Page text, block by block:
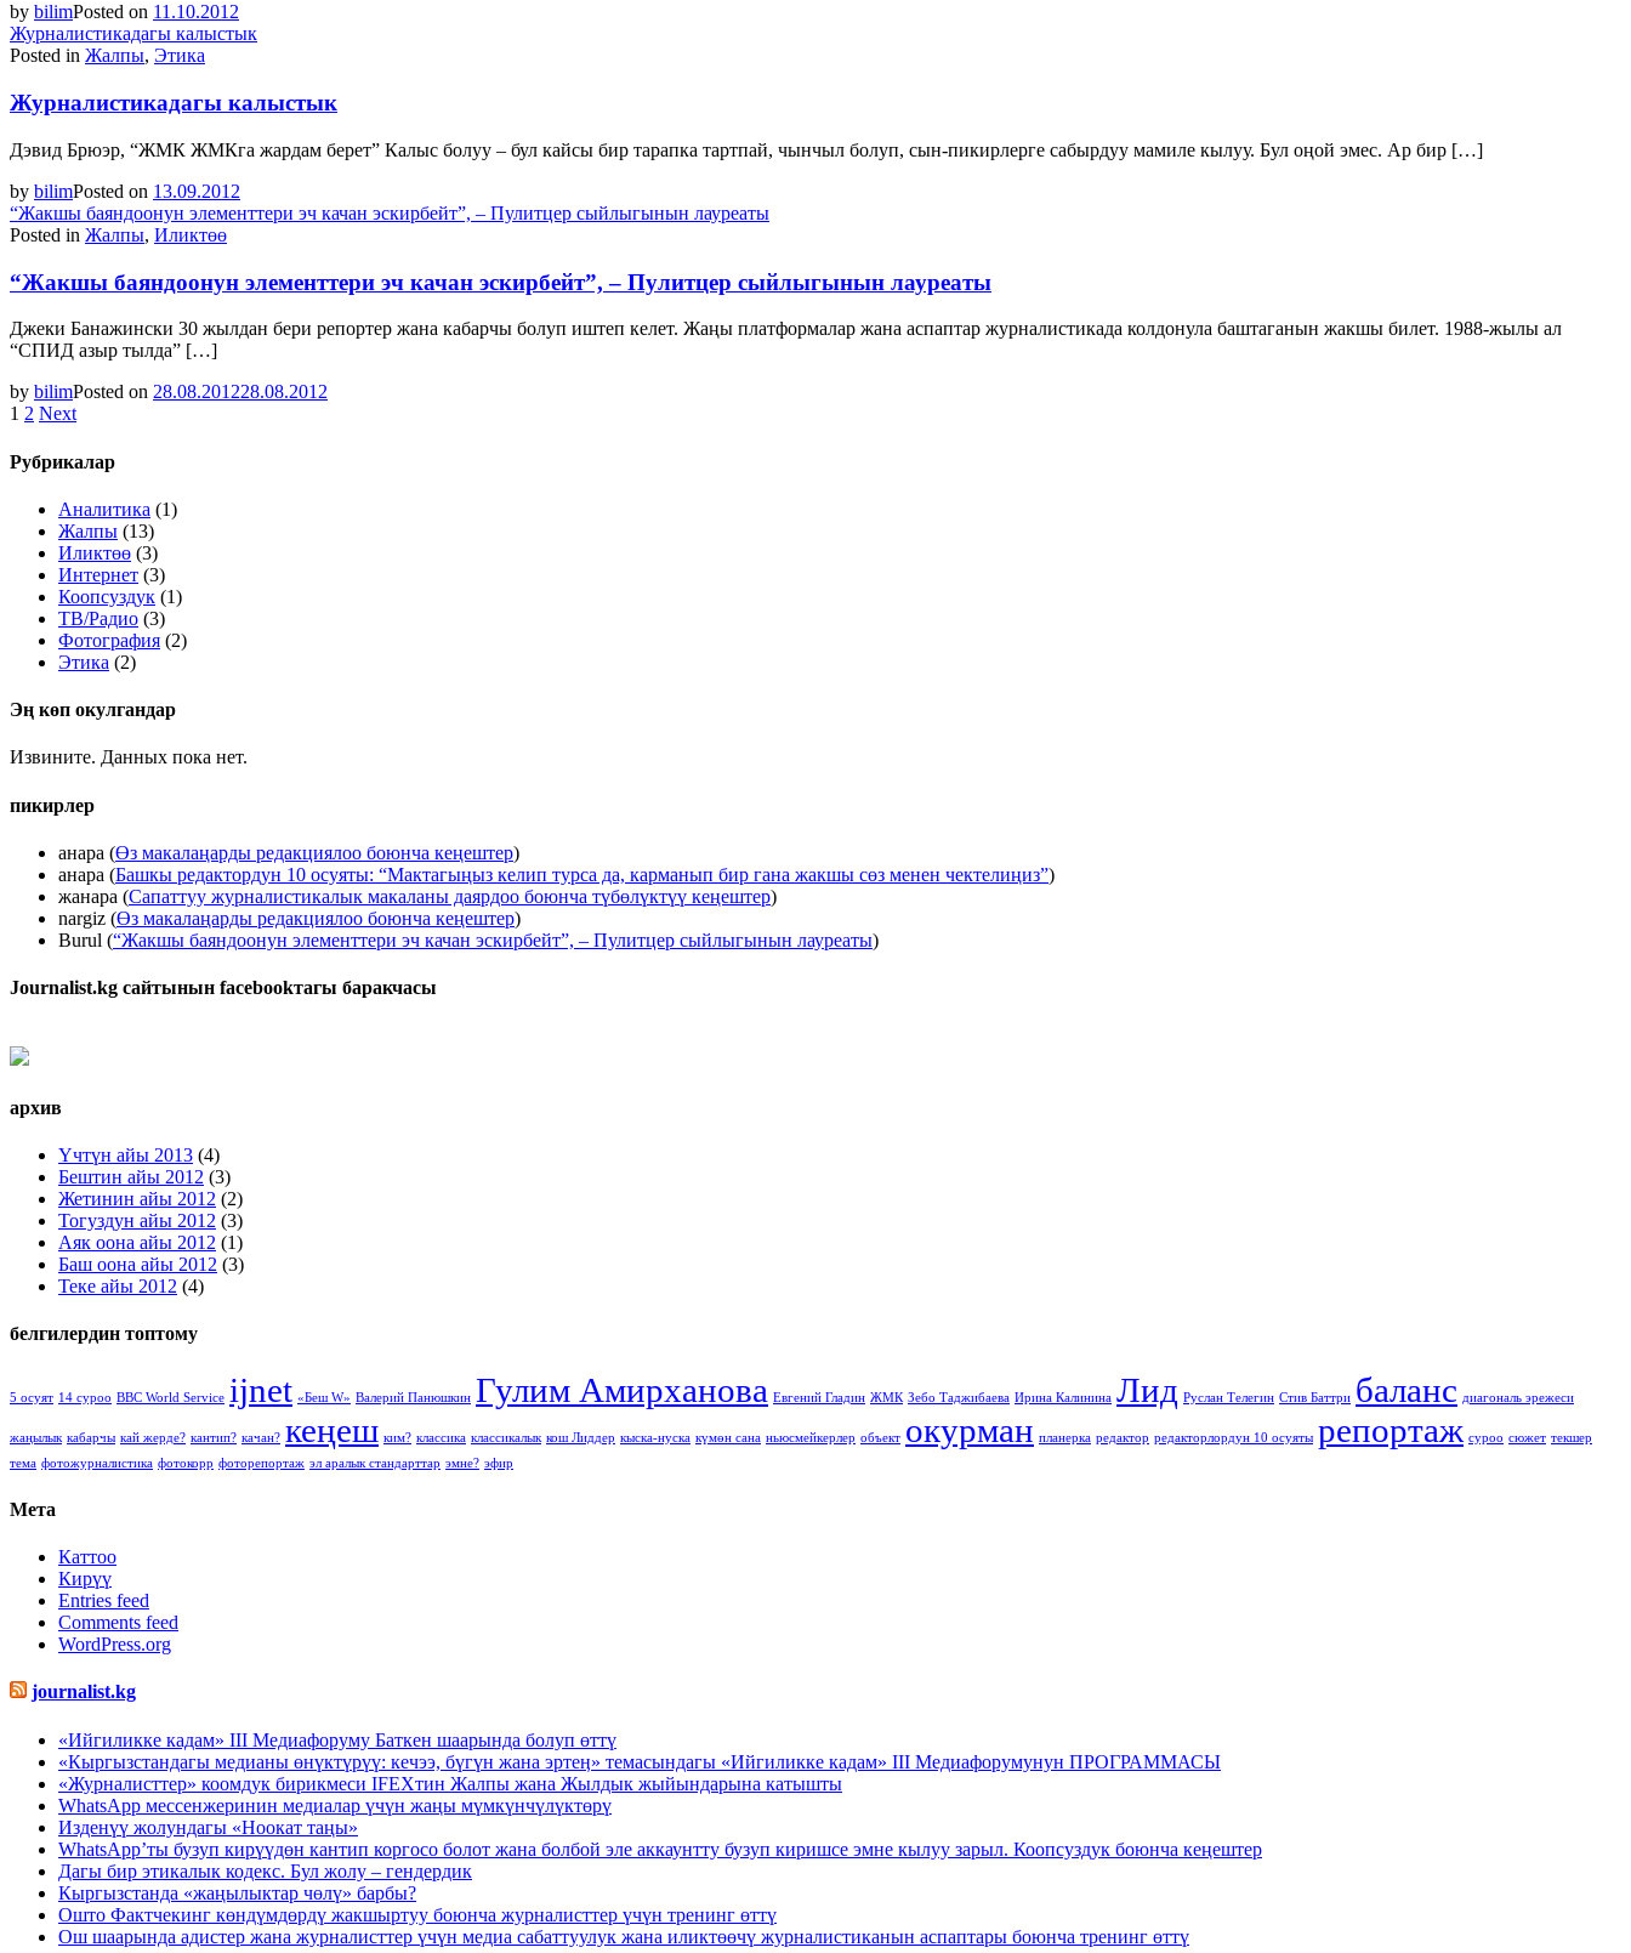
by bilimPosted on 11.10.2012
Журналистикадагы калыстык
Posted in Жалпы, Этика
Журналистикадагы калыстык
Дэвид Брюэр, “ЖМК ЖМКга жардам берет” Калыс болуу – бул кайсы бир тарапка тартпай, чынчыл болуп, сын-пикирлерге сабырдуу мамиле кылуу. Бул оңой эмес. Ар бир […]
by bilimPosted on 13.09.2012
“Жакшы баяндоонун элементтери эч качан эскирбейт”, – Пулитцер сыйлыгынын лауреаты
Posted in Жалпы, Иликтөө
“Жакшы баяндоонун элементтери эч качан эскирбейт”, – Пулитцер сыйлыгынын лауреаты
Джеки Банажински 30 жылдан бери репортер жана кабарчы болуп иштеп келет. Жаңы платформалар жана аспаптар журналистикада колдонула баштаганын жакшы билет. 1988-жылы ал
“СПИД азыр тылда” […]
by bilimPosted on 28.08.201228.08.2012
Posts
navigation
1 2 Next
Рубрикалар
Аналитика (1)
Жалпы (13)
Иликтөө (3)
Интернет (3)
Коопсуздук (1)
ТВ/Радио (3)
Фотография (2)
Этика (2)
Эң көп окулгандар
Извините. Данных пока нет.
пикирлер
анара (Өз макалаңарды редакциялоо боюнча кеңештер)
анара (Башкы редактордун 10 осуяты: “Мактагыңыз келип турса да, карманып бир гана жакшы сөз менен чектелиңиз”)
жанара (Сапаттуу журналистикалык макаланы даярдоо боюнча түбөлүктүү кеңештер)
nargiz (Өз макалаңарды редакциялоо боюнча кеңештер)
Burul (“Жакшы баяндоонун элементтери эч качан эскирбейт”, – Пулитцер сыйлыгынын лауреаты)
Journalist.kg сайтынын facebookтагы баракчасы
архив
Үчтүн айы 2013 (4)
Бештин айы 2012 (3)
Жетинин айы 2012 (2)
Тогуздун айы 2012 (3)
Аяк оона айы 2012 (1)
Баш оона айы 2012 (3)
Теке айы 2012 (4)
белгилердин топтому
5 осуят 14 суроо BBC World Service ijnet «Беш W» Валерий Панюшкин Гулим Амирханова Евгений Гладин ЖМК Зебо Таджибаева Ирина Калинина Лид Руслан Телегин Стив Баттри баланс диагональ эрежеси
жаңылык кабарчы кай жерде? кантип? качан? кеңеш ким? классика классикалык кош Лиддер кыска-нуска күмөн сана ньюсмейкерлер объект окурман планерка редактор редакторлордун 10 осуяты репортаж суроо сюжет текшер
тема фотожурналистика фотокорр фоторепортаж эл аралык стандарттар эмне? эфир
Мета
Каттоо
Кирүү
Entries feed
Comments feed
WordPress.org
journalist.kg
«Ийгиликке кадам» III Медиафоруму Баткен шаарында болуп өттү
«Кыргызстандагы медианы өнүктүрүү: кечээ, бүгүн жана эртеӊ» темасындагы «Ийгиликке кадам» III Медиафорумунун ПРОГРАММАСЫ
«Журналисттер» коомдук бирикмеси IFEXтин Жалпы жана Жылдык жыйындарына катышты
WhatsApp мессенжеринин медиалар үчүн жаңы мүмкүнчүлүктөрү
Изденүү жолундагы «Ноокат таңы»
WhatsApp’ты бузуп кирүүдөн кантип коргосо болот жана болбой эле аккаунтту бузуп киришсе эмне кылуу зарыл. Коопсуздук боюнча кеңештер
Дагы бир этикалык кодекс. Бул жолу – гендердик
Кыргызстанда «жаңылыктар чөлү» барбы?
Ошто Фактчекинг көндүмдөрдү жакшыртуу боюнча журналисттер үчүн тренинг өттү
Ош шаарында адистер жана журналисттер үчүн медиа сабаттуулук жана иликтөөчү журналистиканын аспаптары боюнча тренинг өттү